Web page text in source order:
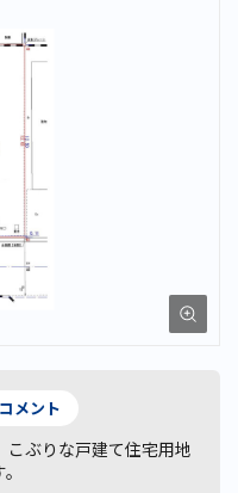
メント
こぶりな戸建て住宅用地